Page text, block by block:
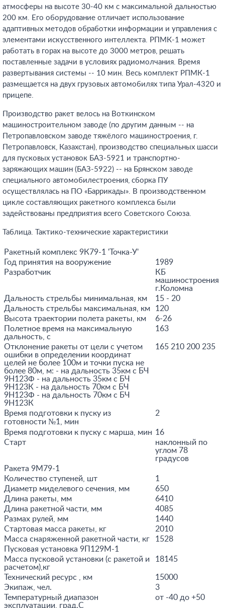
атмосферы на высоте 30-40 км с максимальной дальностью
200 км. Его оборудование отличает использование
адаптивных методов обработки информации и управления с
элементами искусственного интеллекта. РПМК-1 может
работать в горах на высоте до 3000 метров, решать
поставленные задачи в условиях радиомолчания. Время
развертывания системы -- 10 мин. Весь комплект РПМК-1
размещается на двух грузовых автомобилях типа Урал-4320 и
прицепе.
Производство ракет велось на Воткинском
машиностроительном заводе (по другим данным -- на
Петропавловском заводе тяжёлого машиностроения, г.
Петропавловск, Казахстан), производство специальных шасси
для пусковых установок БАЗ-5921 и транспортно-
заряжающих машин (БАЗ-5922) -- на Брянском заводе
специального автомобилестроения, сборка ПУ
осуществлялась на ПО «Баррикады». В производственном
цикле составляющих ракетного комплекса были
задействованы предприятия всего Советского Союза.
Таблица. Тактико-технические характеристики
Ракетный комплекс 9К79-1 'Точка-У'
Год принятия на вооружение
1989
Разработчик
КБ
машиностроения
г.Коломна
Дальность стрельбы минимальная, км
15 - 20
Дальность стрельбы максимальная, км
120
Высота траектории полета ракеты, км
6-26
Полетное время на максимальную
дальность, с
163
Отклонение ракеты от цели с учетом
ошибки в определении координат
целей не более 100м и точки пуска не
более 80м, м: - на дальность 35км с БЧ
9Н123Ф - на дальность 35км с БЧ
9Н123К - на дальность 70км с БЧ
9Н123Ф - на дальность 70км с БЧ
9Н123К
165 210 200 235
Время подготовки к пуску из
готовности №1, мин
2
Время подготовки к пуску с марша, мин 16
Старт
наклонный по
углом 78
градусов
Ракета 9М79-1
Количество ступеней, шт
1
Диаметр миделевого сечения, мм
650
Длина ракеты, мм
6410
Длина ракетной части, мм
4085
Размах рулей, мм
1440
Стартовая масса ракеты, кг
2010
Масса снаряженной ракетной части, кг
1528
Пусковая установка 9П129М-1
Масса пусковой установки (с ракетой и
расчетом),кг
18145
Технический ресурс , км
15000
Экипаж, чел.
3
Температурный диапазон
эксплуатации, град.С
от -40 до +50